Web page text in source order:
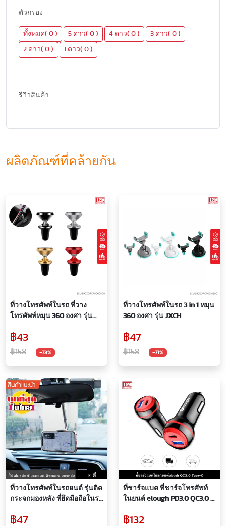
ตัวกรอง
ทั้งหมด( 0 ) 5 ดาว( 0 ) 4 ดาว( 0 ) 3 ดาว( 0 )
2 ดาว( 0 ) 1 ดาว( 0 )
รีวิวสินค้า
ผลิตภัณฑ์ที่คล้ายกัน
ที่วางโทรศัพท์ในรถ ที่วาง
โทรศัพท์หมุน 360 องศา รุ่น
HOLDER ALL PURPOSE 360
฿43
฿158 -73%
ที่วางโทรศัพท์ในรถ 3 in 1 หมุน
360 องศา รุ่น JXCH
฿47
฿158 -71%
ที่วางโทรศัพท์ในรถยนต์ รุ่นติด
กระจกมองหลัง ที่ยึดมือถือในรถ
ถือที่เบาะหลัง สะดวกยิ่งขึ้น
฿47
ที่ชาร์จแบต ที่ชาร์จโทรศัพท์
ในยนต์ elough PD3.0 QC3.0 2
CHARGE ที่ชาร์จอเนกประสงค์
฿132